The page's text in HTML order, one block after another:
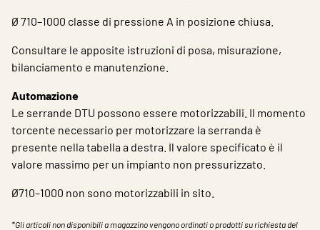
Ø 710–1000 classe di pressione A in posizione chiusa.
Consultare le apposite istruzioni di posa, misurazione,
bilanciamento e manutenzione.
Automazione
Le serrande DTU possono essere motorizzabili. Il momento
torcente necessario per motorizzare la serranda è
presente nella tabella a destra. Il valore specificato è il
valore massimo per un impianto non pressurizzato.
Ø710–1000 non sono motorizzabili in sito.
*Gli articoli non disponibili a magazzino vengono ordinati o prodotti su richiesta del